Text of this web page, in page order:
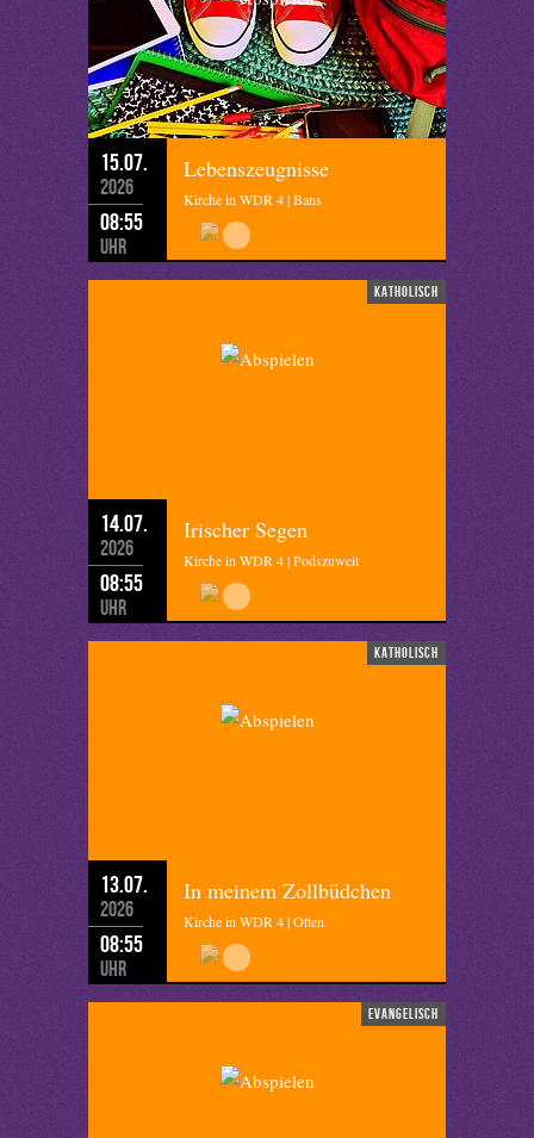
15.07.
2026
08:55
Uhr
Lebenszeugnisse
Kirche in WDR 4 | Bans
katholisch
14.07.
2026
08:55
Uhr
Irischer Segen
Kirche in WDR 4 | Podszuweit
katholisch
13.07.
2026
08:55
Uhr
In meinem Zollbüdchen
Kirche in WDR 4 | Otten
evangelisch